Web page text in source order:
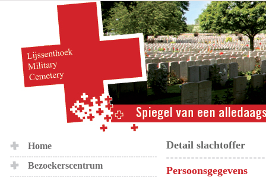
Home
Bezoekerscentrum
Detail slachtoffer
Persoonsgegevens